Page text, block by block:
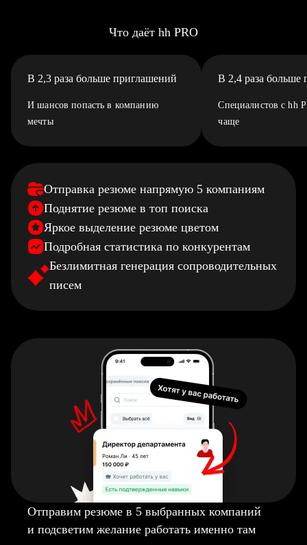
Что даёт hh PRO
В 2,3 раза больше приглашений
И шансов попасть в компанию
мечты
В 2,4 раза больше
Специалистов с hh
чаще
Отправка резюме напрямую 5 компаниям
Поднятие резюме в топ поиска
Яркое выделение резюме цветом
Подробная статистика по конкурентам
Безлимитная генерация сопроводительных
писем
Отправим резюме в 5 выбранных компаний
и подсветим желание работать именно там